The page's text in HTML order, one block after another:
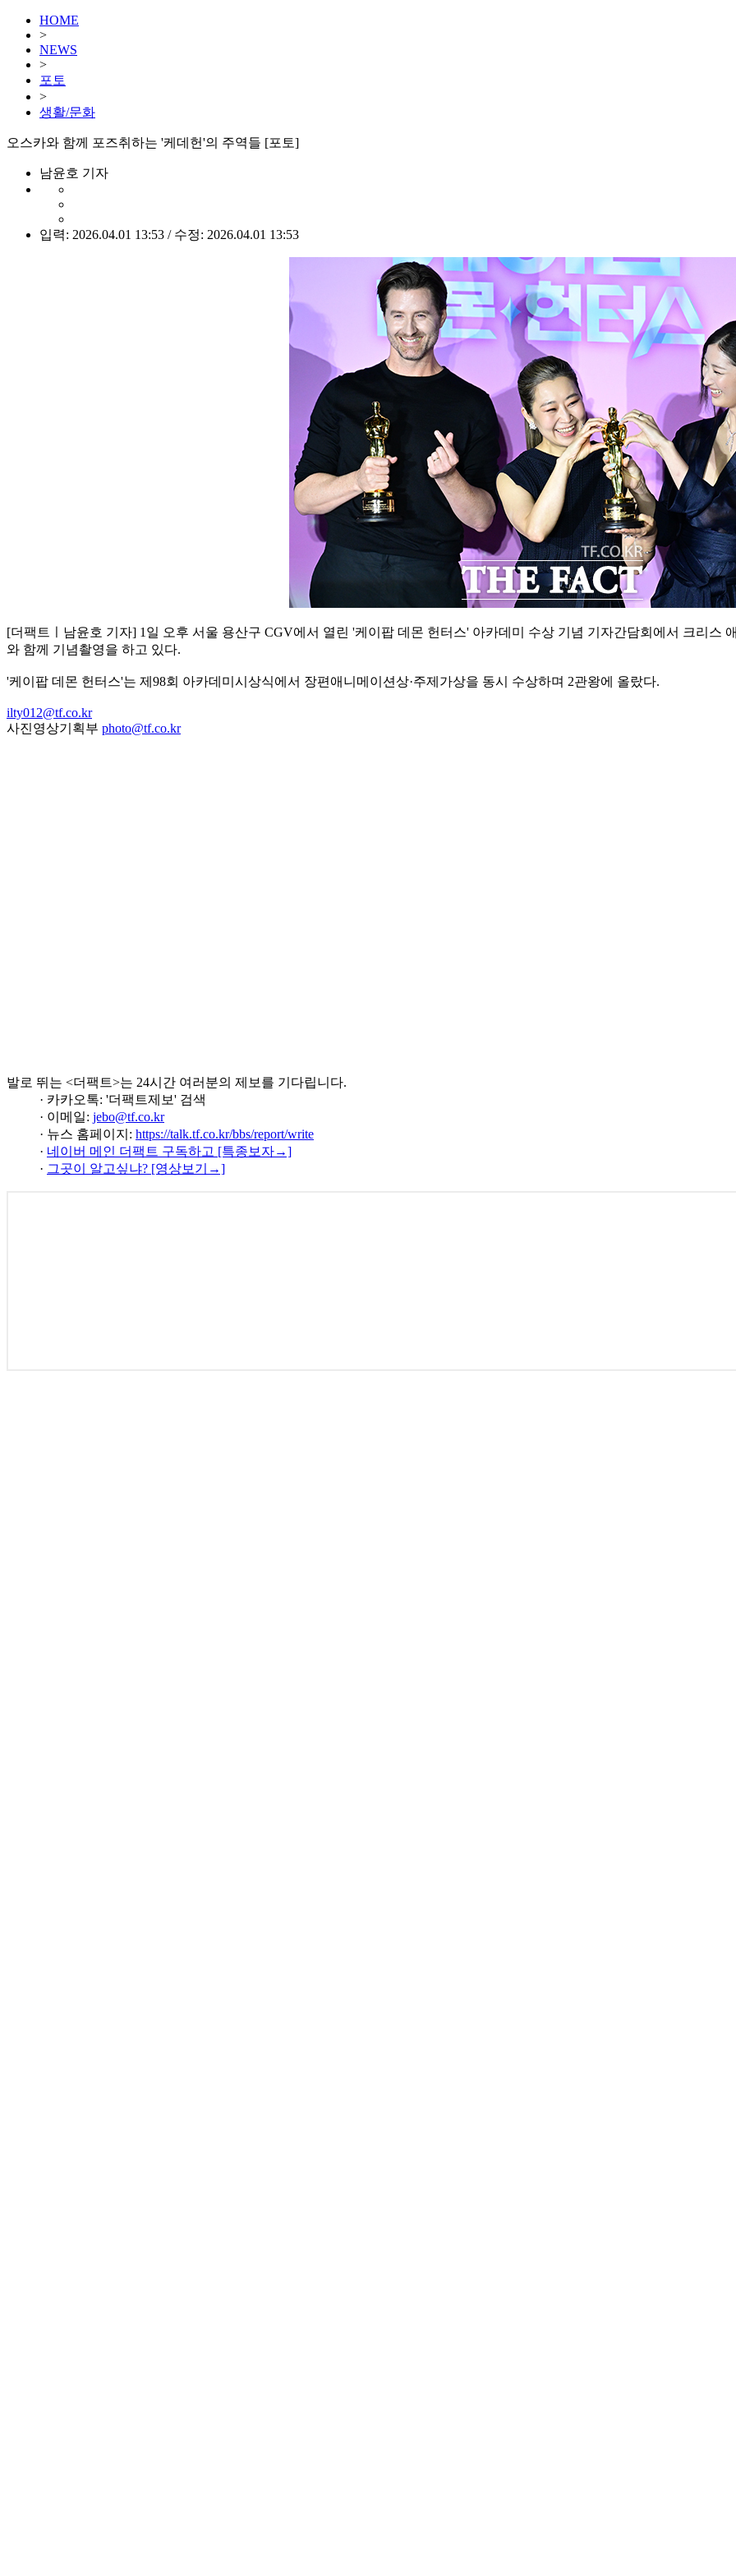
HOME
>
NEWS
>
포토
>
생활/문화
오스카와 함께 포즈취하는 '케데헌'의 주역들 [포토]
남윤호 기자
입력: 2026.04.01 13:53 / 수정: 2026.04.01 13:53
[더팩트ㅣ남윤호 기자] 1일 오후 서울 용산구 CGV에서 열린 '케이팝 데몬 헌터스' 아카데미 수상 기념 기자간담회에서 크리스
와 함께 기념촬영을 하고 있다.
'케이팝 데몬 헌터스'는 제98회 아카데미시상식에서 장편애니메이션상·주제가상을 동시 수상하며 2관왕에 올랐다.
ilty012@tf.co.kr
사진영상기획부 photo@tf.co.kr
발로 뛰는 <더팩트>는 24시간 여러분의 제보를 기다립니다.
· 카카오톡: '더팩트제보' 검색
· 이메일: jebo@tf.co.kr
· 뉴스 홈페이지: https://talk.tf.co.kr/bbs/report/write
· 네이버 메인 더팩트 구독하고 [특종보자→]
· 그곳이 알고싶냐? [영상보기→]